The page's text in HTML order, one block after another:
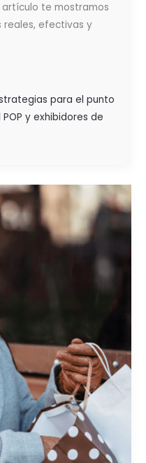
artículo te mostramos
reales, efectivas y
para el punto
y exhibidores de